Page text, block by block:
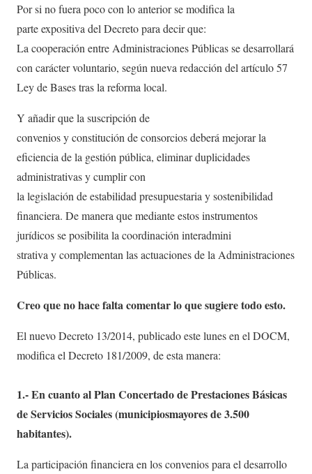
Por si no fuera poco con lo anterior se modifica la
parte expositiva del Decreto para decir que:
La cooperación entre Administraciones Públicas se desarrollará
con carácter voluntario, según nueva redacción del artículo 57
Ley de Bases tras la reforma local.
Y añadir que la suscripción de
convenios y constitución de consorcios deberá mejorar la
eficiencia de la gestión pública, eliminar duplicidades
administrativas y cumplir con
la legislación de estabilidad presupuestaria y sostenibilidad
financiera. De manera que mediante estos instrumentos
jurídicos se posibilita la coordinación interadmini
strativa y complementan las actuaciones de la Administraciones
Públicas.
Creo que no hace falta comentar lo que sugiere todo esto.
El nuevo Decreto 13/2014, publicado este lunes en el DOCM,
modifica el Decreto 181/2009, de esta manera:
1.- En cuanto al Plan Concertado de Prestaciones Básicas
de Servicios Sociales (municipiosmayores de 3.500
habitantes).
La participación financiera en los convenios para el desarrollo